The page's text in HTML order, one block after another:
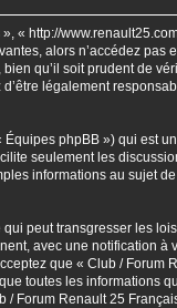
« http://
alors n’accédez pas
qu’il soit prudent de
légalement
phpBB ») qui est
seulement les
informations au sujet
peut transgresser les
avec une notification à
que « Club / Forum
toutes les informations
Forum Renault 25